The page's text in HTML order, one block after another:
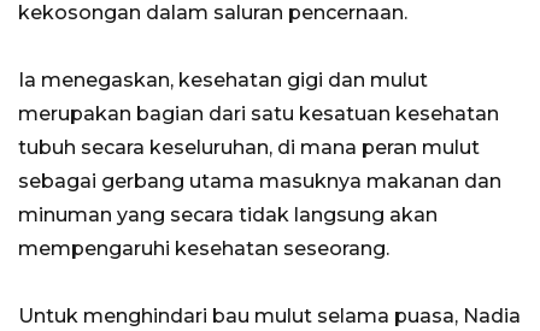
kekosongan dalam saluran pencernaan.
Ia menegaskan, kesehatan gigi dan mulut
merupakan bagian dari satu kesatuan kesehatan
tubuh secara keseluruhan, di mana peran mulut
sebagai gerbang utama masuknya makanan dan
minuman yang secara tidak langsung akan
mempengaruhi kesehatan seseorang.
Untuk menghindari bau mulut selama puasa, Nadia